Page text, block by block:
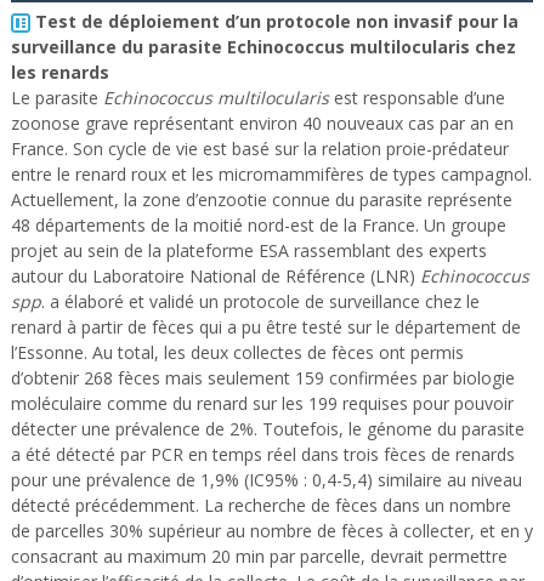
Test de déploiement d’un protocole non invasif pour la
surveillance du parasite Echinococcus multilocularis chez
les renards
Le parasite Echinococcus multilocularisest responsable d’une
zoonose grave représentant environ 40 nouveaux cas par an en
France. Son cycle de vie est basé sur la relation proie-prédateur
entre le renard roux et les micromammifères de types campagnol.
Actuellement, la zone d’enzootie connue du parasite représente
48 départements de la moitié nord-est de la France. Un groupe
projet au sein de la plateforme ESA rassemblant des experts
autour du Laboratoire National de Référence (LNR) Echinococcus
spp. a élaboré et validé un protocole de surveillance chez le
renard à partir de fèces qui a pu être testé sur le département de
l’Essonne. Au total, les deux collectes de fèces ont permis
d’obtenir 268 fèces mais seulement 159 confirmées par biologie
moléculaire comme du renard sur les 199 requises pour pouvoir
détecter une prévalence de 2%. Toutefois, le génome du parasite
a été détecté par PCR en temps réel dans trois fèces de renards
pour une prévalence de 1,9% (IC95% : 0,4-5,4) similaire au niveau
détecté précédemment. La recherche de fèces dans un nombre
de parcelles 30% supérieur au nombre de fèces à collecter, et en y
consacrant au maximum 20 min par parcelle, devrait permettre